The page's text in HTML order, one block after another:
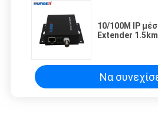
10/100M IP
Extender
Να